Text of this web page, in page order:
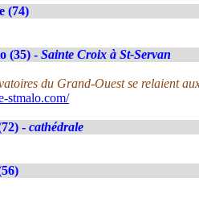
(74)
(35) - Sainte Croix à St-Servan
du Grand-Ouest se relaient
stmalo.com/
- cathédrale